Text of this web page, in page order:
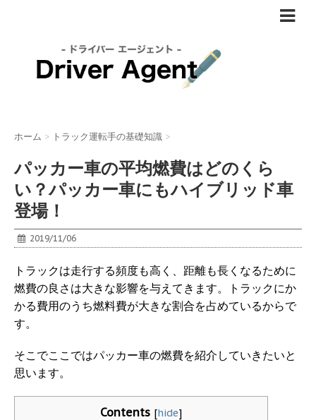
ホーム > トラック運転手の基礎知識 >
パッカー車の平均燃費はどのくら
い？パッカー車にもハイブリッド車
登場！
2019/11/06
トラックは走行する頻度も高く、距離も長くなるために
燃費の良さは大きな影響を与えてきます。トラックにか
かる費用のうち燃料費が大きな割合を占めているからで
す。
そこでここではパッカー車の燃費を紹介していきたいと
思います。
Contents [hide]